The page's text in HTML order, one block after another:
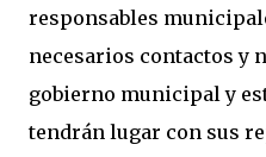
responsables
necesarios contactos y
gobierno municipal y
tendrán lugar con sus